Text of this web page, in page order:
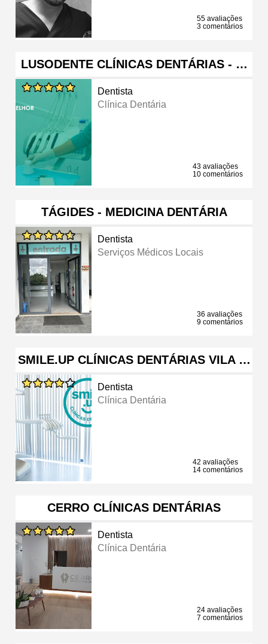
55 avaliações
3 comentários
LUSODENTE CLÍNICAS DENTÁRIAS - …
Dentista
Clínica Dentária
43 avaliações
10 comentários
TÁGIDES - MEDICINA DENTÁRIA
Dentista
Serviços Médicos Locais
36 avaliações
9 comentários
SMILE.UP CLÍNICAS DENTÁRIAS VILA …
Dentista
Clínica Dentária
42 avaliações
14 comentários
CERRO CLÍNICAS DENTÁRIAS
Dentista
Clínica Dentária
24 avaliações
7 comentários